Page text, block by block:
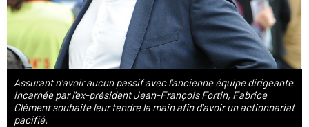
Assurant n'avoir aucun passif avec l'ancienne équipe dirigeante
incarnée par l'ex-président Jean-François Fortin, Fabrice
Clément souhaite leur tendre la main afin d'avoir un actionnariat
pacifié.